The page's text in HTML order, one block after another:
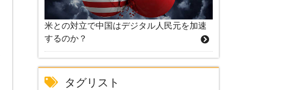
米との対立で中国はデジタル人民元を加速
するのか？
タグリスト